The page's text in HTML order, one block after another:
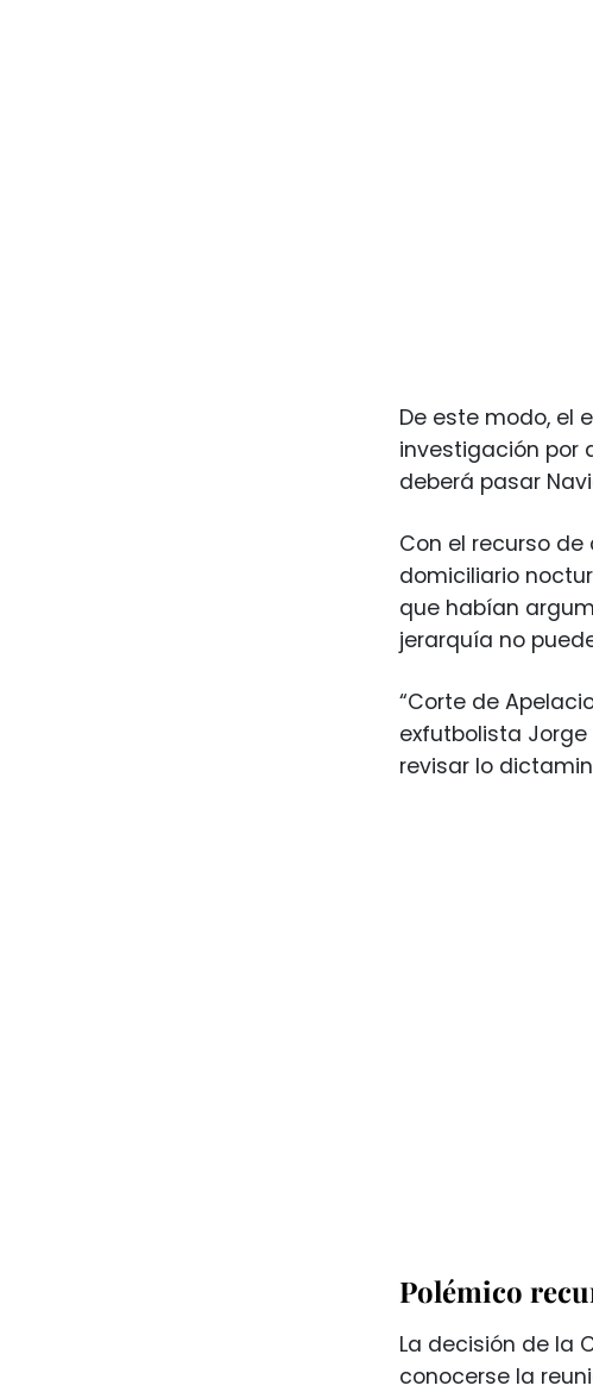
De este modo, el
investigación por
deberá pasar
Con el recurso
domiciliario
que habían
jerarquía no
“Corte de
exfutbolista
revisar lo
Polémico
La decisión de la
conocerse la